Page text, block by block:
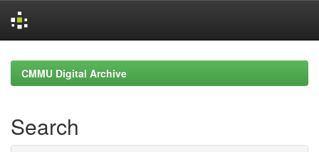
navigationCMMU Digital Archive
Search